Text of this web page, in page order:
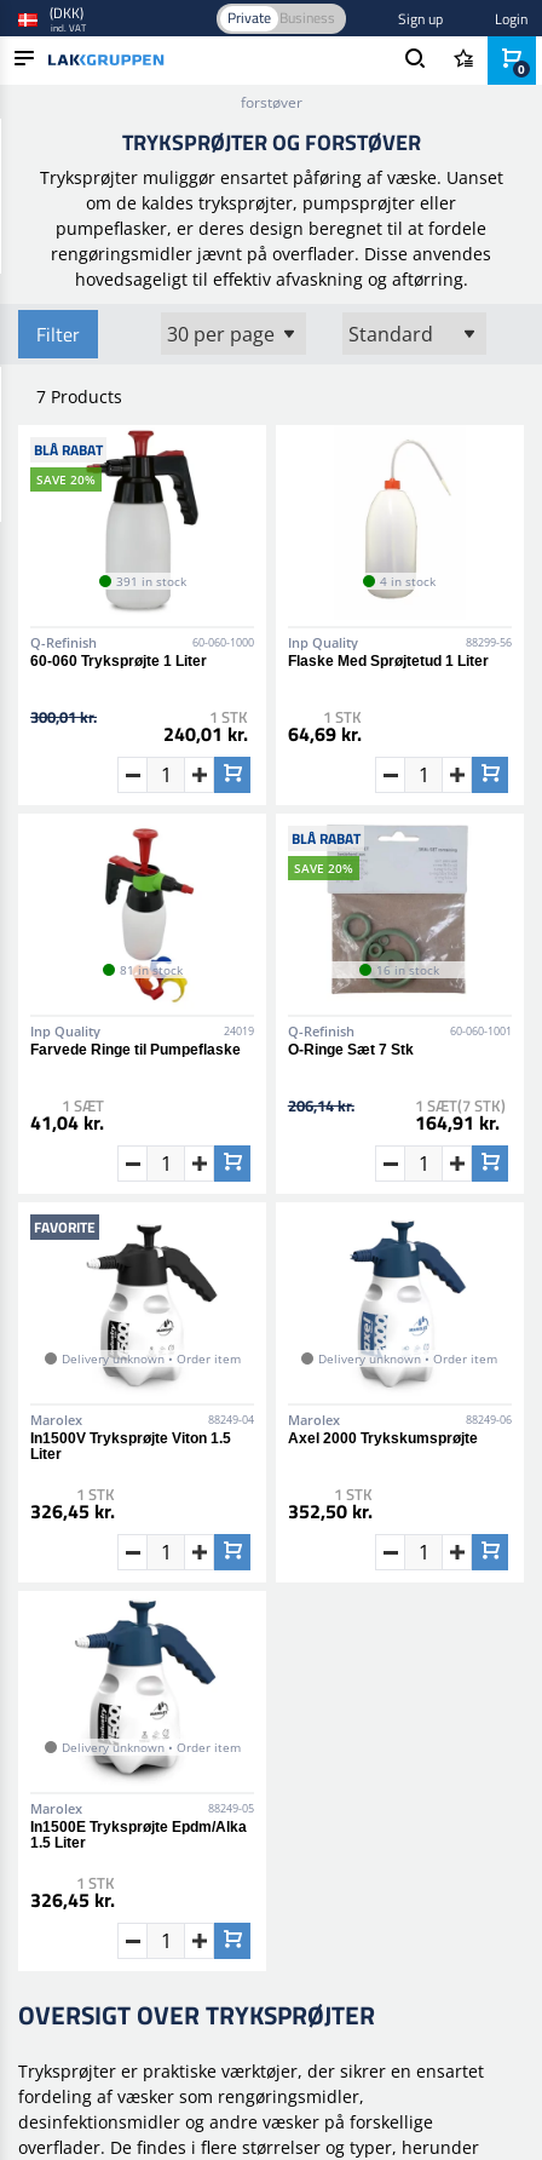
BLOG
BRANDS
NEW IN
(DKK)
incl. VAT Private Business Sign up Login
forstøver
TRYKSPRØJTER OG FORSTØVER
Tryksprøjter muliggør ensartet påføring af væske. Uanset
om de kaldes tryksprøjter, pumpsprøjter eller
pumpeflasker, er deres design beregnet til at fordele
rengøringsmidler jævnt på overflader. Disse anvendes
hovedsageligt til effektiv afvaskning og aftørring.
Filter
7 Products
BLÅ RABAT
SAVE 20%
391 in stock
Q-Refinish 60-060-1000
60-060 Tryksprøjte 1 Liter
300,01 kr. 1 STK
240,01 kr.
4 in stock
Inp Quality 88299-56
Flaske Med Sprøjtetud 1 Liter
1 STK
64,69 kr.
81 in stock
Inp Quality 24019
Farvede Ringe til Pumpeflaske
1 SÆT
41,04 kr.
BLÅ RABAT
SAVE 20%
16 in stock
Q-Refinish 60-060-1001
O-Ringe Sæt 7 Stk
206,14 kr. 1 SÆT(7 STK)
164,91 kr.
FAVORITE
Delivery unknown • Order item
Marolex 88249-04
In1500V Tryksprøjte Viton 1.5
Liter
1 STK
326,45 kr.
Delivery unknown • Order item
Marolex 88249-06
Axel 2000 Trykskumsprøjte
1 STK
352,50 kr.
Delivery unknown • Order item
Marolex 88249-05
In1500E Tryksprøjte Epdm/Alka
1.5 Liter
1 STK
326,45 kr.
OVERSIGT OVER TRYKSPRØJTER
Tryksprøjter er praktiske værktøjer, der sikrer en ensartet
fordeling af væsker som rengøringsmidler,
desinfektionsmidler og andre væsker på forskellige
overflader. De findes i flere størrelser og typer, herunder
0